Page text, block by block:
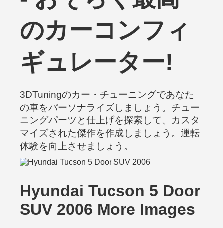
のカーコンフィ
ギュレーター!
3DTuningのカー・チューニングであなた
の車をパーソナライズしましょう。チュー
ニングパーツと仕上げを探索して、カスタ
マイズされた傑作を作成しましょう。運転
体験を向上させましょう。
Hyundai Tucson 5 Door
SUV 2006 More Images